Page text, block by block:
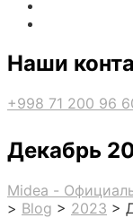
Наши
+998 71 200 96
Декабрь
Midea -
> Blog > 2023 >